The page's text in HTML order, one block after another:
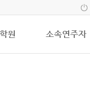
원 소속연주자